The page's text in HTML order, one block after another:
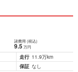
諸費用 (税込)
9.5 万円
走行 11.9万km
保証 なし